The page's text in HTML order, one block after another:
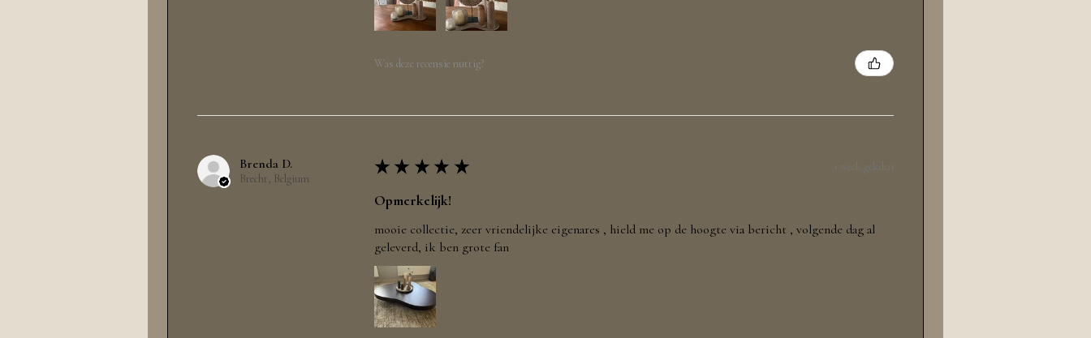
Was deze recensie nuttig?
Brenda D.
Brecht, Belgium
★ ★ ★ ★ ★ 1 week geleden
Opmerkelijk!
mooie collectie, zeer vriendelijke eigenares , hield me op de hoogte via bericht , volgende dag al
geleverd, ik ben grote fan